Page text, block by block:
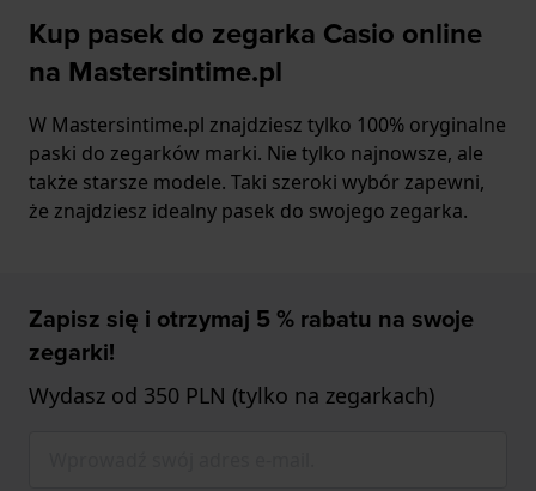
Kup pasek do zegarka Casio online
na Mastersintime.pl
W Mastersintime.pl znajdziesz tylko 100% oryginalne
paski do zegarków marki. Nie tylko najnowsze, ale
także starsze modele. Taki szeroki wybór zapewni,
że znajdziesz idealny pasek do swojego zegarka.
Zapisz się i otrzymaj 5 % rabatu na swoje
zegarki!
Wydasz od 350 PLN (tylko na zegarkach)